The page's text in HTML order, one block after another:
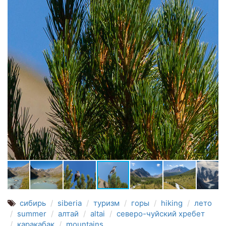
сибирь siberia туризм горы hiking
лето
summer
алтай altai
северо-чуйский хребет